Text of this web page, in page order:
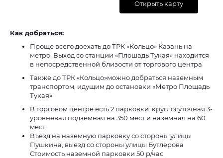
Открыть карту
Как добраться:
Проще всего доехать до ТРК «Кольцо» Казань на
метро. Выход со станции «Плошадь Тукая» находится
в непосредственной близости от торгового центра
Также до ТРК «Кольцо»можно добраться наземным
транспортом, идущим до остановки «Метро Площадь
Тукая»
В торговом центре есть 2 парковки: круглосуточная 3-
уровневая подземная на 350 мест и наземная на 60
мест
Въезд на наземную парковку со стороны улицы
Пушкина, выезд со стороны улицы Бутлерова
Стоимость наземной парковки 50 р/час